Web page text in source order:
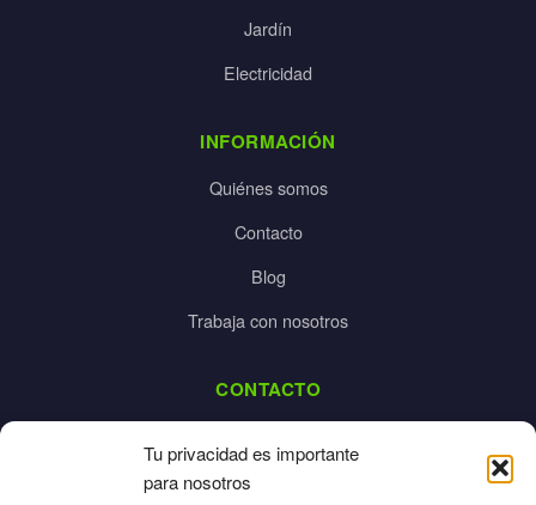
Tu privacidad es importante
para nosotros
Jardín
Electricidad
INFORMACIÓN
Quiénes somos
Contacto
Blog
Trabaja con nosotros
CONTACTO
925 532 213